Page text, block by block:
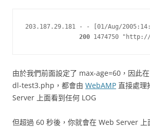
203.187.29.181 - - [01/Aug/
200 1474750
由於我們前面設定了 max-age=60，因此
dl-test3.php，都會由 WebAMP 直接處理
Server 上面看到任何 LOG
但超過 60 秒後，你就會在 Web Server